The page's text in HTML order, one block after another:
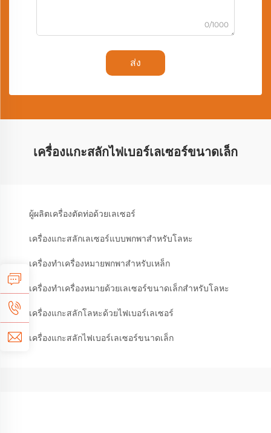
0/1000
ส่ง
เครื่องแกะสลักไฟเบอร์เลเซอร์ขนาดเล็ก
ผู้ผลิตเครื่องตัดท่อด้วยเลเซอร์
เครื่องแกะสลักเลเซอร์แบบพกพาสำหรับโลหะ
เครื่องทำเครื่องหมายพกพาสำหรับเหล็ก
เครื่องทำเครื่องหมายด้วยเลเซอร์ขนาดเล็กสำหรับโลหะ
เครื่องแกะสลักโลหะด้วยไฟเบอร์เลเซอร์
เครื่องแกะสลักไฟเบอร์เลเซอร์ขนาดเล็ก